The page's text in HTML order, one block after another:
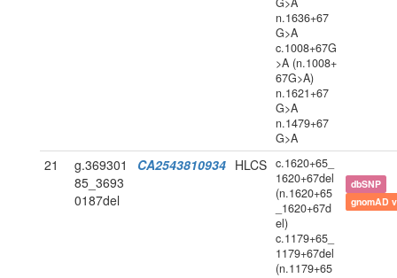
n.1636+67
G>A
c.1008+67G
>A (n.1008+
67G>A)
n.1621+67
G>A
n.1479+67
G>A
21
g.369301
85_3693
0187del
CA2543810934 HLCS c.1620+65_
1620+67del
(n.1620+65
_1620+67d
el)
c.1179+65_
1179+67del
(n.1179+65
dbSNP
gnomAD